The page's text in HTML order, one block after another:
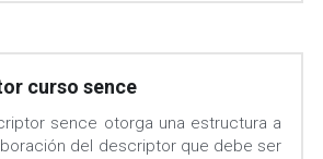
curso sence
sence otorga una estructura a
del descriptor que debe ser